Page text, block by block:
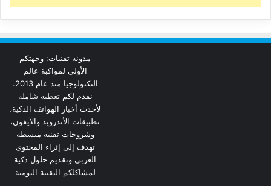
مدونة تقنيات: وجهتكم
الأولى لمواكبة عالم
التكنولوجيا منذ عام 2013.
نقدم لكم تغطية شاملة
لأحدث أخبار الهواتف الذكية،
تطبيقات الأندرويد والآيفون،
وشروحات تقنية مبسطة
تهدف إلى إثراء المحتوى
العربي وتقديم حلول ذكية
لمشاكلكم التقنية اليومية